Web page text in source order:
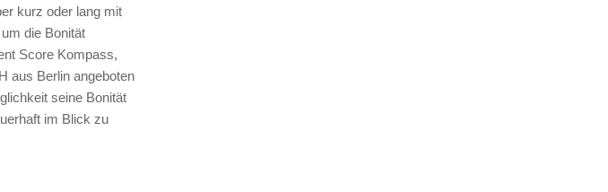
kurz oder lang mit
die Bonität
Score Kompass,
aus Berlin angeboten
seine Bonität
im Blick zu